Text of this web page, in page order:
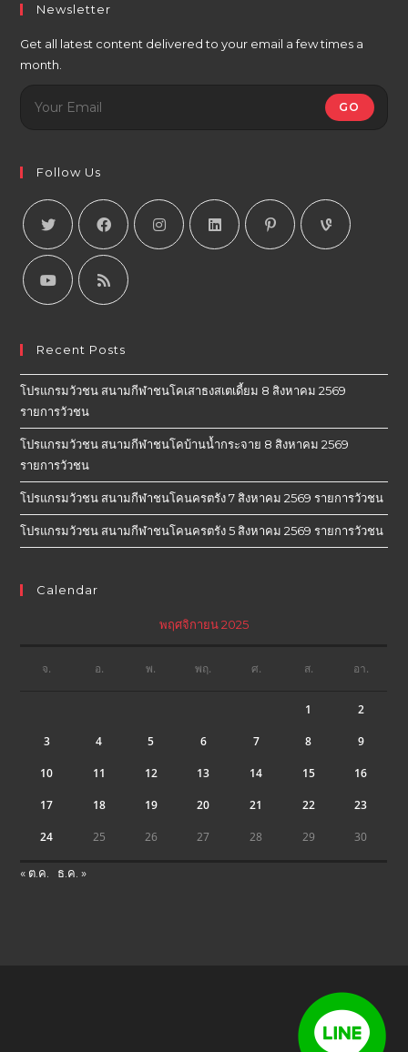
Newsletter
Get all latest content delivered to your email a few times a
month.
GO
Follow Us
Recent Posts
โปรแกรมวัวชน สนามกีฬาชนโคเสาธงสเตเดี้ยม 8 สิงหาคม 2569
รายการวัวชน
โปรแกรมวัวชน สนามกีฬาชนโคบ้านน้ำกระจาย 8 สิงหาคม 2569
รายการวัวชน
โปรแกรมวัวชน สนามกีฬาชนโคนครตรัง 7 สิงหาคม 2569 รายการวัวชน
โปรแกรมวัวชน สนามกีฬาชนโคนครตรัง 5 สิงหาคม 2569 รายการวัวชน
Calendar
พฤศจิกายน 2025
จ. อ. พ. พฤ. ศ. ส. อา.
1 2
3 4 5 6 7 8 9
10 11 12 13 14 15 16
17 18 19 20 21 22 23
24 25 26 27 28 29 30
« ต.ค. ธ.ค. »